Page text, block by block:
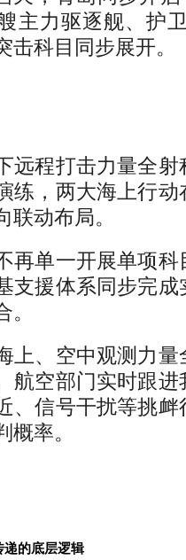
主力驱逐舰、护
击科目同步展开。
远程打击力量全
练，两大海上行
联动布局。
再单一开展单项
支援体系同步完
上、空中观测力
航空部门实时跟
、信号干扰等挑
概率。
递的底层逻辑